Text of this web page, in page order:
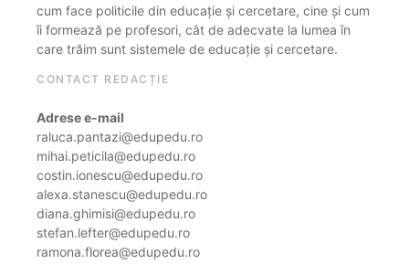
cum face politicile din educație și cercetare, cine și cum
îi formează pe profesori, cât de adecvate la lumea în
care trăim sunt sistemele de educație și cercetare.
CONTACT REDACȚIE
Adrese e-mail
raluca.pantazi@edupedu.ro
mihai.peticila@edupedu.ro
costin.ionescu@edupedu.ro
alexa.stanescu@edupedu.ro
diana.ghimisi@edupedu.ro
stefan.lefter@edupedu.ro
ramona.florea@edupedu.ro